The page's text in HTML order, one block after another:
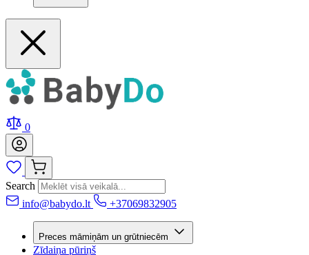
0
Search
info@babydo.lt
+37069832905
Preces māmiņām un grūtniecēm
Zīdaiņa pūriņš